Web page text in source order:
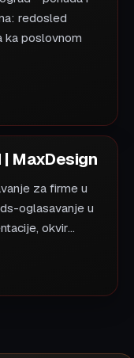
redosled
ka poslovnom
MaxDesign
za firme u
oglasavanje u
okvir...